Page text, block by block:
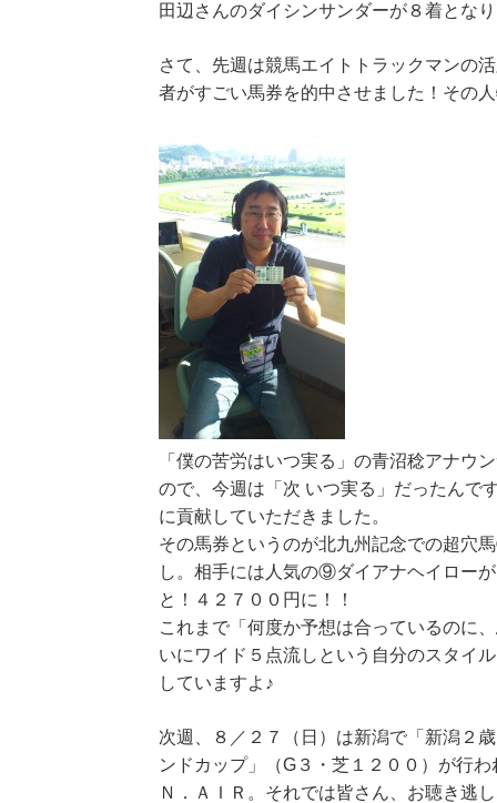
田辺さんのダイシンサンダーが８着とな
さて、先週は競馬エイトトラックマンの
者がすごい馬券を的中させました！その
「僕の苦労はいつ実る」の青沼稔アナウ
ので、今週は「次 いつ実る」だったんで
に貢献していただきました。
その馬券というのが北九州記念での超穴
し。相手には人気の⑨ダイアナヘイロー
と！４２７００円に！！
これまで「何度か予想は合っているのに
いにワイド５点流しという自分のスタイ
していますよ♪
次週、８／２７（日）は新潟で「新潟２
ンドカップ」（G３・芝１２００）が行
Ｎ．ＡＩＲ。それでは皆さん、お聴き逃